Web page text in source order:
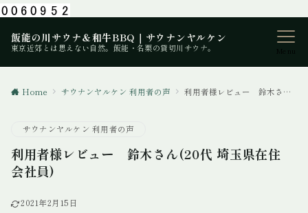
飯能の川サウナ＆和牛BBQ｜サウナンヤルケン
東京近郊とは思えない自然。飯能・名栗の貸切川サウナ。 Menu
Home サウナンヤルケン 利用者の声 利用者様レビュー 鈴木さん(20代 埼玉県在住 会社員)
サウナンヤルケン 利用者の声
利用者様レビュー 鈴木さん(20代 埼玉県在住
会社員)
2021年2月15日